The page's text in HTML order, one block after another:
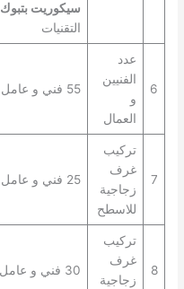
سيكوريت بتبوك
التقنيات
6
عدد
الفنيين
و
العمال
55 فني و عامل ، تركيب غرف زجاجية بتبوك
7
تركيب
غرف
زجاجية
للاسطح
25 فني و عامل ، تصميم و بناء غرف زجاجية
8
تركيب
غرف
زجاجية
30 فني و عامل صيانة و اصلاح الغرف الزجاجية